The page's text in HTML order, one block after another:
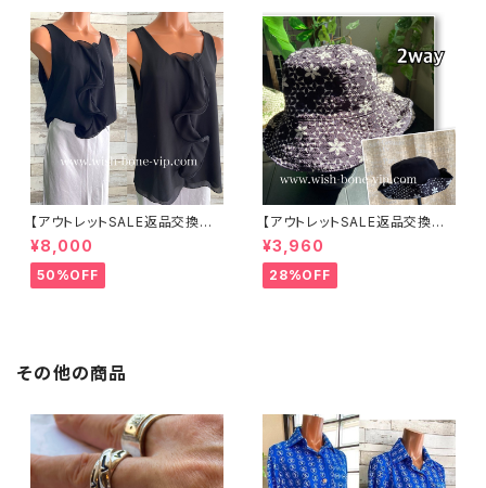
【アウトレットSALE返品交換不
可8/20まで】イタリア製 CASA
DEILUCA ITALY｜前フリル＆B
IGフリルトップス /ブラック
¥8,000
50%OFF
【アウトレットSALE返品交換不
可8/20まで】ワッフル立体フラワ
ー＆無地 2way リバーシブルハ
ット・ワイヤー入り変形ハット・フ
ラワー帽子【ブラック】
¥3,960
28%OFF
その他の商品